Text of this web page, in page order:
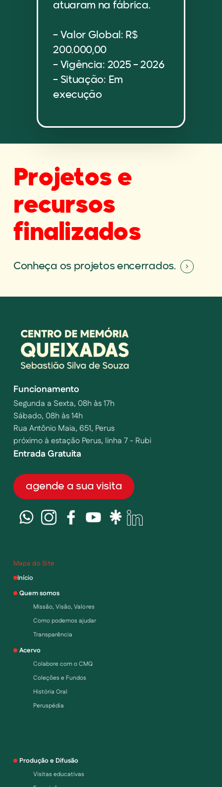
atuaram na fábrica.
– Valor Global: R$
200.000,00
– Vigência: 2025 – 2026
– Situação: Em
execução
Projetos e
recursos
finalizados
Conheça os projetos encerrados.
Funcionamento
Segunda a Sexta, 08h às 17h
Sábado, 08h às 14h
Rua Antônio Maia, 651, Perus
próximo à estação Perus, linha 7 - Rubi
Entrada Gratuita
agende a sua visita
Mapa do Site
Início
Quem somos
Missão, Visão, Valores
Como podemos ajudar
Transparência
Acervo
Colabore com o CMQ
Coleções e Fundos
História Oral
Peruspédia
Produção e Difusão
Visitas educativas